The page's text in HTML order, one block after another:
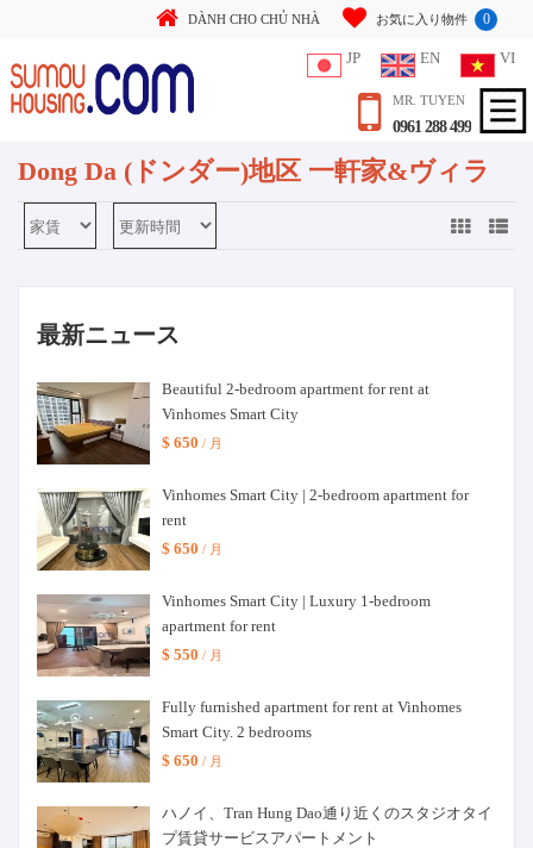
DÀNH CHO CHỦ NHÀ お気に入り物件 0
JP EN VI
MR. TUYEN
0961 288 499
Dong Da (ドンダー)地区 一軒家&ヴィラ
最新ニュース
Beautiful 2-bedroom apartment for rent at
Vinhomes Smart City
$ 650 / 月
Vinhomes Smart City | 2-bedroom apartment for
rent
$ 650 / 月
Vinhomes Smart City | Luxury 1-bedroom
apartment for rent
$ 550 / 月
Fully furnished apartment for rent at Vinhomes
Smart City. 2 bedrooms
$ 650 / 月
ハノイ、Tran Hung Dao通り近くのスタジオタイ
プ賃貸サービスアパートメント